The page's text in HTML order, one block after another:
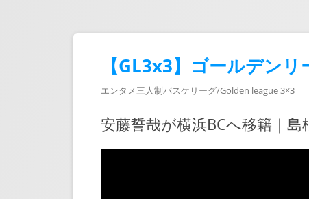
【GL3x3】ゴールデンリ
エンタメ三人制バスケリーグ/Golden league 3×3
安藤誓哉が横浜BCへ移籍｜